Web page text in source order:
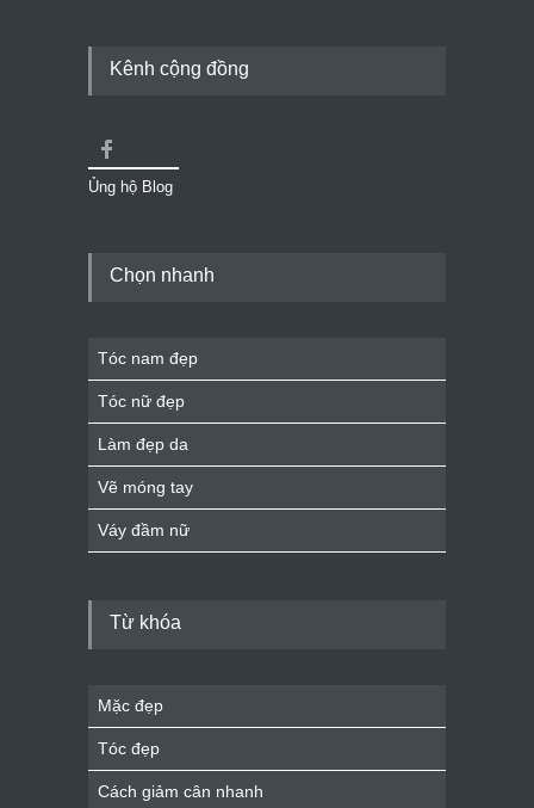
Kênh cộng đồng
Ủng hộ Blog
Chọn nhanh
Tóc nam đẹp
Tóc nữ đẹp
Làm đẹp da
Vẽ móng tay
Váy đầm nữ
Từ khóa
Mặc đẹp
Tóc đẹp
Cách giảm cân nhanh